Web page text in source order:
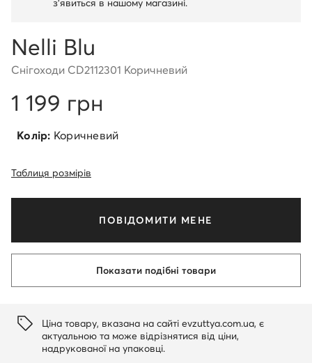
з'явиться в нашому магазині.
Nelli Blu
Снігоходи CD2112301 Коричневий
1 199 грн
Колір: Коричневий
Таблиця розмірів
ПОВІДОМИТИ МЕНЕ
Показати подібні товари
Ціна товару, вказана на сайті evzuttya.com.ua, є
актуальною та може відрізнятися від ціни,
надрукованої на упаковці.